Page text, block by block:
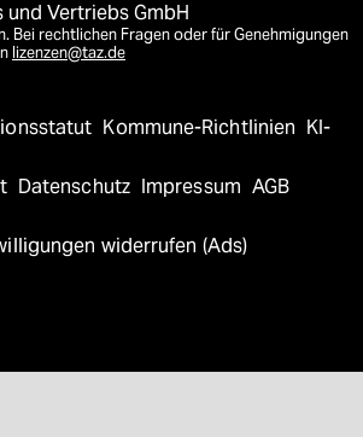
und Vertriebs GmbH
Bei rechtlichen Fragen oder für Genehmigungen
lizenzen@taz.de
Kommune-Richtlinien KI-
Datenschutz Impressum AGB
widerrufen (Ads)